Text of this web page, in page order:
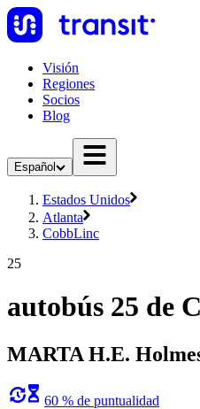
Visión
Regiones
Socios
Blog
Español
Estados Unidos
Atlanta
CobbLinc
25
autobús 25 de
MARTA H.E.
60 % de puntualidad